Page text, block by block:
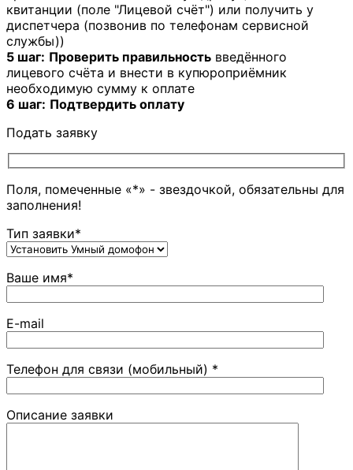
квитанции (поле "Лицевой счёт") или получить у
диспетчера (позвонив по телефонам сервисной
службы))
5 шаг: Проверить правильность введённого
лицевого счёта и внести в купюроприёмник
необходимую сумму к оплате
6 шаг: Подтвердить оплату
Подать заявку
Поля, помеченные «*» - звездочкой, обязательны для
заполнения!
Тип заявки*
Ваше имя*
E-mail
Телефон для связи (мобильный) *
Описание заявки